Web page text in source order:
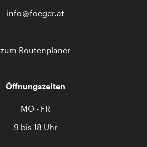
info
foeger.at
zum Routenplaner
Öffnungszeiten
MO - FR
9 bis 18 Uhr